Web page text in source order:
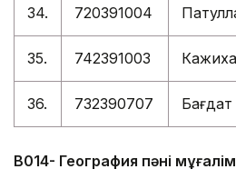
34. 720391004
35. 742391003
36. 732390707 Бағдат
В014- География пәні